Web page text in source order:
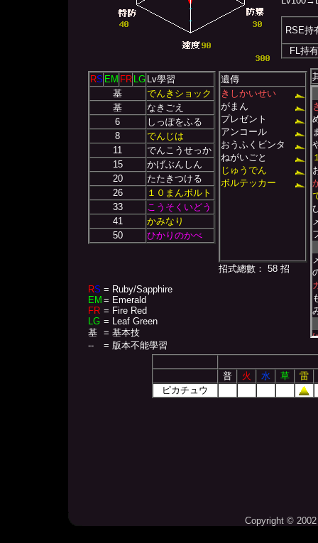
RSE持
FL持有
RS EM FR LG Lv學習
基
でんきショック
基
なきごえ
6
しっぽをふる
8
でんじは
11
でんこうせっか
15
かげぶんしん
20
たたきつける
26
１０まんボルト
33
こうそくいどう
41
かみなり
50
ひかりのかべ
RS = Ruby/Sapphire
EM = Emerald
FR = Fire Red
LG = Leaf Green
基
= 基本技
--
= 版本不能學習
遺傳
きしかいせい
がまん
プレゼント
アンコール
おうふくビンタ
ねがいごと
じゅうでん
ボルテッカー
招式總數： 58 招
普 火 水 草
雷
ピカチュウ
Copyright ©